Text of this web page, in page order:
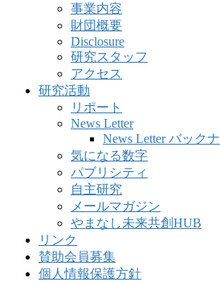
事業内容
財団概要
Disclosure
研究スタッフ
アクセス
研究活動
リポート
News Letter
News Letter バック
気になる数字
パブリシティ
自主研究
メールマガジン
やまなし未来共創HUB
リンク
賛助会員募集
個人情報保護方針